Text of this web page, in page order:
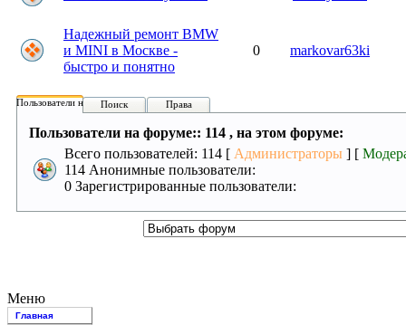
Надежный ремонт BMW
и MINI в Москве -
быстро и понятно
0 markovar63ki
Пользователи на форуме:
Поиск Права
Пользователи на форуме:: 114 , на этом форуме:
Всего пользователей: 114 [ Администраторы ] [
114 Анонимные пользователи:
0 Зарегистрированные пользователи:
Меню
Главная